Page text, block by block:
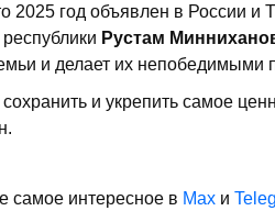
2025 год объявлен в России и
Рустам
и делает их непобедимыми
и укрепить самое
самое интересное в Max и